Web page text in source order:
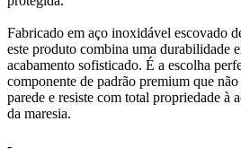
Fabricado em aço inoxidável escovado
este produto combina uma durabilidade
acabamento sofisticado. É a escolha
componente de padrão premium que
parede e resiste com total propriedade à
da maresia.
-